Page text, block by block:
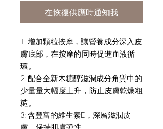
在恢復供應時通知我
1:增加顆粒按摩，讓營養成分深入皮
膚底部，在按摩的同時促進血液循
環。
2:配合全新木糖醇滋潤成分角質中的
少量量大幅度上升，防止皮膚乾燥粗
糙。
3:含豐富的維生素E，深層滋潤皮